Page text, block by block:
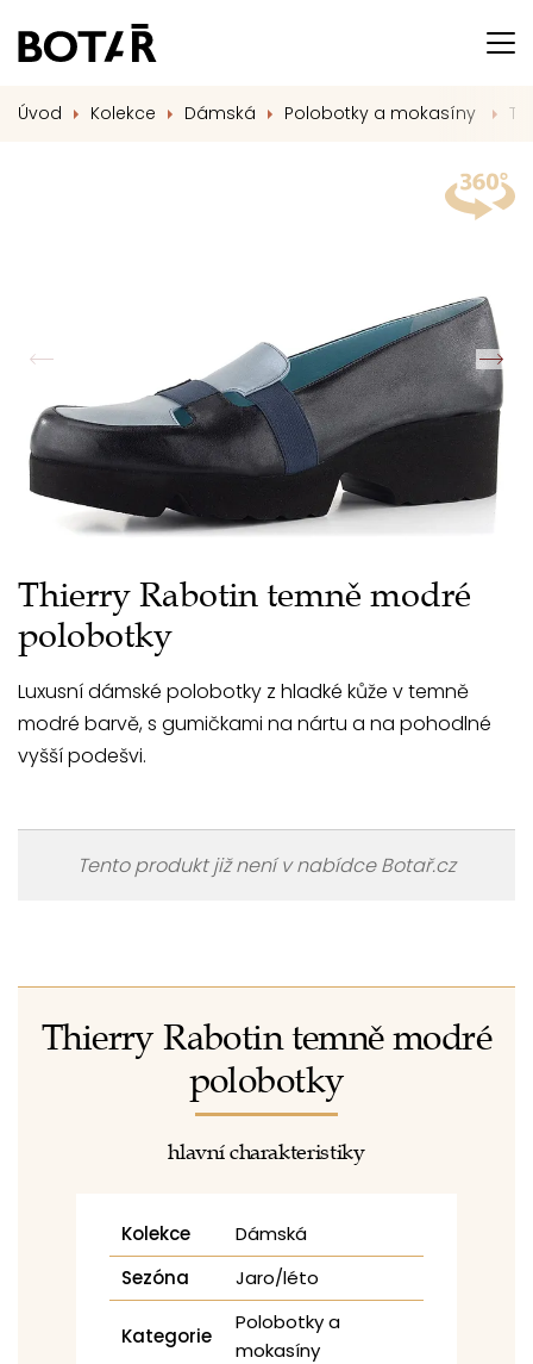
Úvod Kolekce Dámská Polobotky a mokasíny
Thierry Rabotin temně modré
polobotky
Luxusní dámské polobotky z hladké kůže v temně
modré barvě, s gumičkami na nártu a na pohodlné
vyšší podešvi.
Tento produkt již není v nabídce Botař.cz
Thierry Rabotin temně modré
polobotky
hlavní charakteristiky
Kolekce
Dámská
Sezóna
Jaro/léto
Kategorie
Polobotky a
mokasíny